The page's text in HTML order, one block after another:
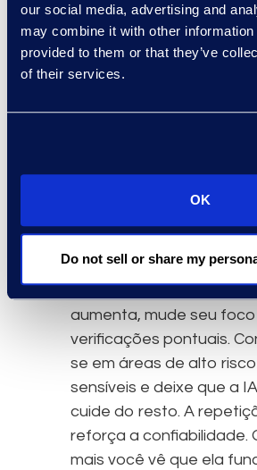
our social media, advertising and
may combine it with other information
provided to them or that they’ve
of their services.
OK
Do not sell or share my
áreas de alto risco
Depois de observar
consistentes, comece a
verificação. Você não
confiando em
confirmando que o
À medida que a
aumenta, mude seu
verificações pontuais.
se em áreas de alto
sensíveis e deixe que a
cuide do resto. A
reforça a confiabilidade.
mais você vê que ela